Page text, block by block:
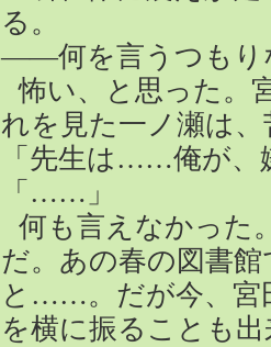
る。
――何を言うつもり
怖い、と思った。
れを見た一ノ瀬は
「先生は……俺が、
「……」
何も言えなかった
だ。あの春の図書
と……。だが今、宮
を横に振ることも